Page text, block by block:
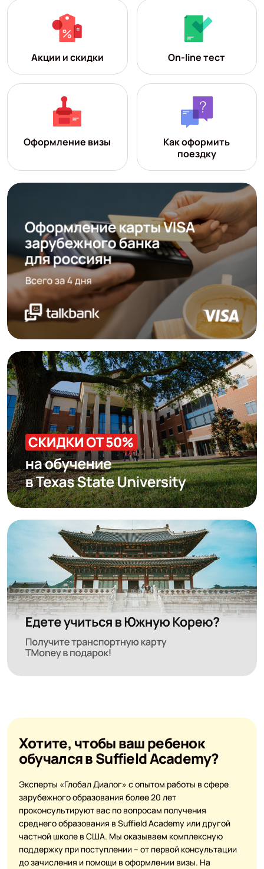
Акции и скидки On-line тест
Оформление визы
Как оформить
поездку
Хотите, чтобы ваш ребенок
обучался в Suffield Academy?
Эксперты «Глобал Диалог» с опытом работы в сфере
зарубежного образования более 20 лет
проконсультируют вас по вопросам получения
среднего образования в Suffield Academy или другой
частной школе в США. Мы оказываем комплексную
поддержку при поступлении – от первой консультации
до зачисления и помощи в оформлении визы. На